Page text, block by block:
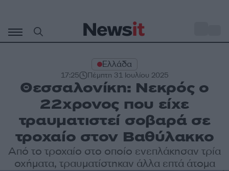
περιεχόμενο
Ελλάδα
17:25 Πέμπτη 31 Ιουλίου 2025
Θεσσαλονίκη: Νεκρός ο
22χρονος που είχε
τραυματιστεί σοβαρά σε
τροχαίο στον Βαθύλακκο
Από το τροχαίο στο οποίο ενεπλάκησαν τρία
οχήματα, τραυματίστηκαν άλλα επτά άτομα